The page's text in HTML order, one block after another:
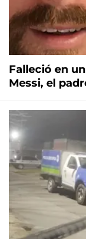
Falleció en
Messi, el